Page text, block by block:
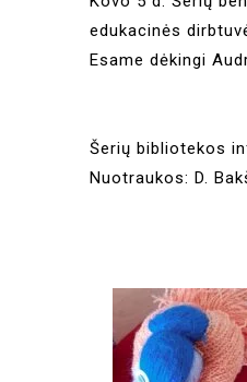
edukacinės
Esame dėkingi
Šerių bibliotekos
Nuotraukos: D.